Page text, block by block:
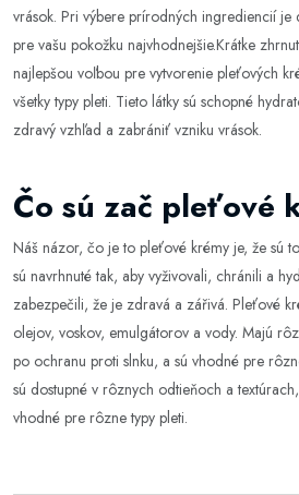
vrások. Pri výbere prírodných ingrediencií je
pre vašu pokožku najvhodnejšie.Krátke
najlepšou voľbou pre vytvorenie pleťových
všetky typy pleti. Tieto látky sú schopné
zdravý vzhľad a zabrániť vzniku vrások.
Čo sú zač pleťové
Náš názor, čo je to pleťové krémy je, že sú
sú navrhnuté tak, aby vyživovali, chránili a
zabezpečili, že je zdravá a zářivá. Pleťové
olejov, voskov, emulgátorov a vody. Majú
po ochranu proti slnku, a sú vhodné pre
sú dostupné v rôznych odtieňoch a
vhodné pre rôzne typy pleti.